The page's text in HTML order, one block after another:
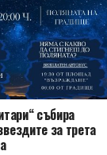
събира
за трета